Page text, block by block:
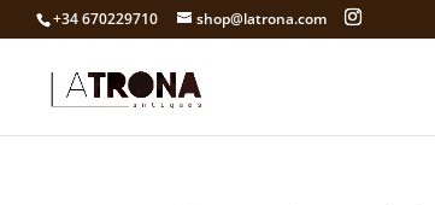
+34 670229710 shop@latrona.com